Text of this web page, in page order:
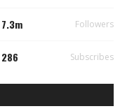
7.3m Followers
286 Subscribes